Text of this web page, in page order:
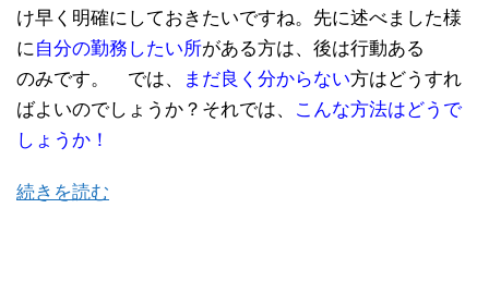
け早く明確にしておきたいですね。先に述べました様
に自分の勤務したい所がある方は、後は行動ある
のみです。 では、
まだ良く分からない方はどうすれ
ばよいのでしょうか？それでは、
こんな方法はどうで
しょうか！
続きを読む